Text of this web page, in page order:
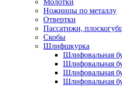
Молотки
Ножницы по металлу
Отвертки
Пассатижи,
Скобы
Шлифшкурка
Шлифовальная
Шлифовальная
Шлифовальная
Шлифовальная